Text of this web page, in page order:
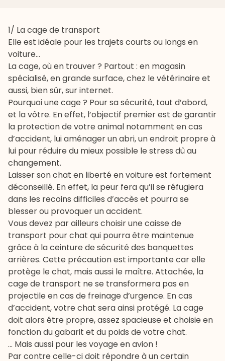
1/ La cage de transport
Elle est idéale pour les trajets courts ou longs en
voiture...
La cage, où en trouver ? Partout : en magasin
spécialisé, en grande surface, chez le vétérinaire et
aussi, bien sûr, sur internet.
Pourquoi une cage ? Pour sa sécurité, tout d’abord,
et la vôtre. En effet, l’objectif premier est de garantir
la protection de votre animal notamment en cas
d’accident, lui aménager un abri, un endroit propre à
lui pour réduire du mieux possible le stress dû au
changement.
Laisser son chat en liberté en voiture est fortement
déconseillé. En effet, la peur fera qu’il se réfugiera
dans les recoins difficiles d’accès et pourra se
blesser ou provoquer un accident.
Vous devez par ailleurs choisir une caisse de
transport pour chat qui pourra être maintenue
grâce à la ceinture de sécurité des banquettes
arrières. Cette précaution est importante car elle
protège le chat, mais aussi le maître. Attachée, la
cage de transport ne se transformera pas en
projectile en cas de freinage d’urgence. En cas
d’accident, votre chat sera ainsi protégé. La cage
doit alors être propre, assez spacieuse et choisie en
fonction du gabarit et du poids de votre chat.
... Mais aussi pour les voyage en avion !
Par contre celle-ci doit répondre à un certain